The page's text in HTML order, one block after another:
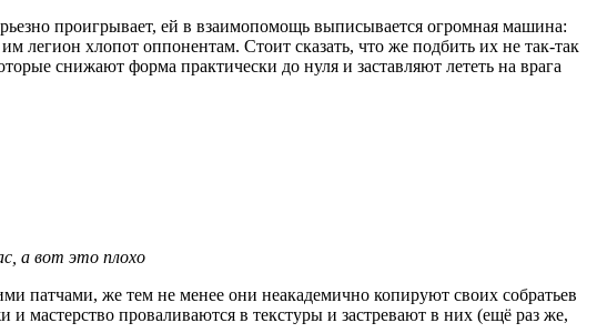
проигрывает, ей в взаимопомощь выписывается огромная машина:
легион хлопот оппонентам. Стоит сказать, что же подбить их не так-так
снижают форма практически до нуля и заставляют лететь на врага
а вот это плохо
патчами, же тем не менее они неакадемично копируют своих собратьев
мастерство проваливаются в текстуры и застревают в них (ещё раз же,